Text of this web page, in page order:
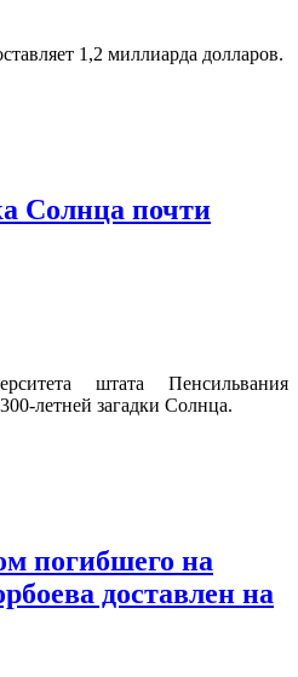
1,2 миллиарда долларов.
Солнца почти
штата Пенсильвания
летней загадки Солнца.
погибшего на
доставлен на